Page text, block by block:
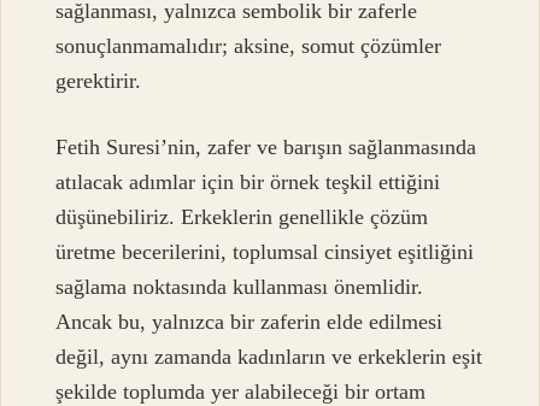
sağlanması, yalnızca sembolik bir zaferle
sonuçlanmamalıdır; aksine, somut çözümler
gerektirir.
Fetih Suresi’nin, zafer ve barışın sağlanmasında
atılacak adımlar için bir örnek teşkil ettiğini
düşünebiliriz. Erkeklerin genellikle çözüm
üretme becerilerini, toplumsal cinsiyet eşitliğini
sağlama noktasında kullanması önemlidir.
Ancak bu, yalnızca bir zaferin elde edilmesi
değil, aynı zamanda kadınların ve erkeklerin eşit
şekilde toplumda yer alabileceği bir ortam